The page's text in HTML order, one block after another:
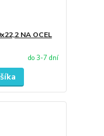
NA OCEL
do 3-7 dní